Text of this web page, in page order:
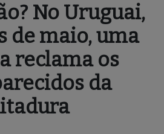
No Uruguai,
de maio, uma
reclama os
da